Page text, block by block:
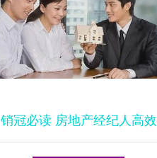
销冠必读 房地产经纪人高效